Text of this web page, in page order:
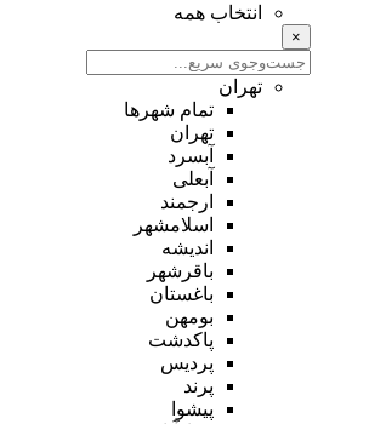
انتخاب همه
×
تهران
تمام شهر‌ها
تهران
آبسرد
آبعلی
ارجمند
اسلامشهر
اندیشه
باقرشهر
باغستان
بومهن
پاکدشت
پردیس
پرند
پیشوا